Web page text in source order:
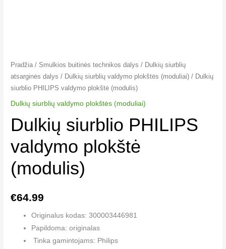
Pradžia / Smulkios buitinės technikos dalys / Dulkių siurblių
atsarginės dalys / Dulkių siurblių valdymo plokštės (moduliai) / Dulkių
siurblio PHILIPS valdymo plokštė (modulis)
Dulkių siurblių valdymo plokštės (moduliai)
Dulkių siurblio PHILIPS
valdymo plokštė
(modulis)
€64.99
Originalus kodas: 300003446981
Papildoma: originalas
Tinka gamintojams: Philips